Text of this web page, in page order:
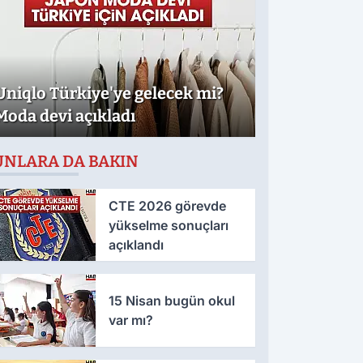
Türkiye'ye gelecek mi?
devi açıkladı
DA BAKIN
CTE 2026 görevde
yükselme sonuçları
açıklandı
15 Nisan bugün okul
var mı?